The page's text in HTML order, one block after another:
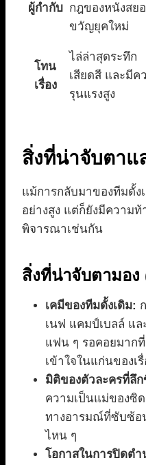
ผู้กำกับ กฎของหนังสย
ขวัญยุคใหม่
โทน
เรื่อง
ไล่ล่าสุดระทึก
เสียดสี และมีค
รุนแรงสูง
สิ่งที่น่าจับตาแ
แม้การกลับมาของทีมดั้ง
อย่างสูง แต่ก็ยังมีความ
พิจารณาเช่นกัน
สิ่งที่น่าจับตามอง
เคมีของทีมดั้งเดิม:
เนฟ แคมป์เบลล์ แล
แฟน ๆ รอคอยมาก
เข้าใจในแก่นของเ
มิติของตัวละครที่ลึ
ความเป็นแม่ของซิ
ทางอารมณ์ที่ซับซ้อ
ไหน ๆ
โอกาสในการปิดต